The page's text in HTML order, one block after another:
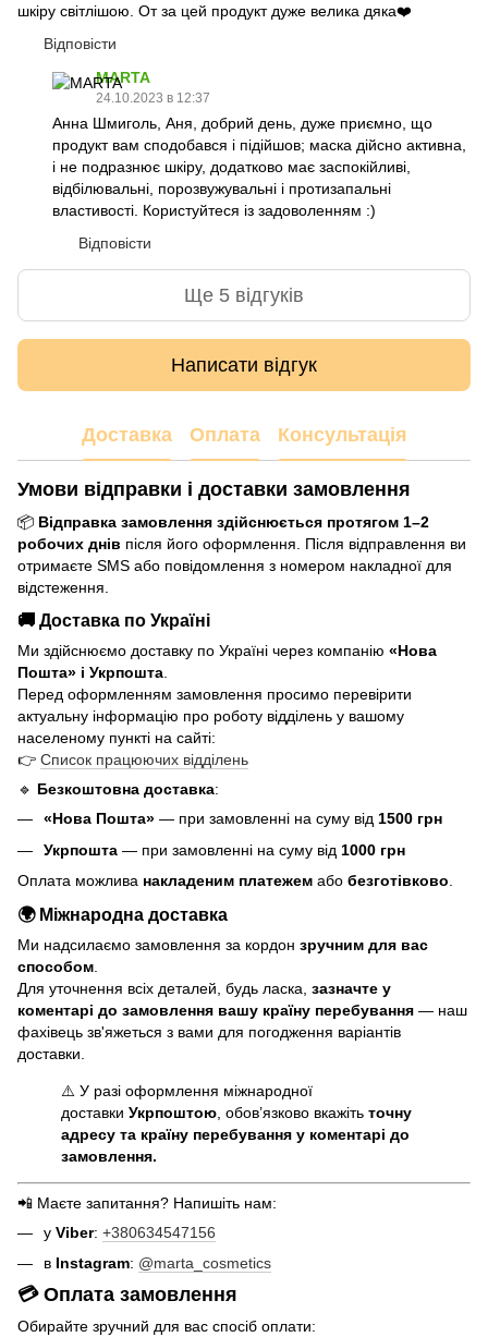
шкіру світлішою. От за цей продукт дуже велика дяка❤️
Відповісти
MARTA
24.10.2023 в 12:37
Анна Шмиголь, Аня, добрий день, дуже приємно, що
продукт вам сподобався і підійшов; маска дійсно активна,
і не подразнює шкіру, додатково має заспокійливі,
відбілювальні, порозвужувальні і протизапальні
властивості. Користуйтеся із задоволенням :)
Відповісти
Ще 5 відгуків
Написати відгук
Доставка Оплата Консультація
Умови відправки і доставки замовлення
📦 Відправка замовлення здійснюється протягом 1–2
робочих днів після його оформлення. Після відправлення ви
отримаєте SMS або повідомлення з номером накладної для
відстеження.
🚚 Доставка по Україні
Ми здійснюємо доставку по Україні через компанію «Нова
Пошта» і Укрпошта.
Перед оформленням замовлення просимо перевірити
актуальну інформацію про роботу відділень у вашому
населеному пункті на сайті:
👉 Список працюючих відділень
🔹 Безкоштовна доставка:
«Нова Пошта» — при замовленні на суму від 1500 грн
Укрпошта — при замовленні на суму від 1000 грн
Оплата можлива накладеним платежем або безготівково.
🌍 Міжнародна доставка
Ми надсилаємо замовлення за кордон зручним для вас
способом
Для уточнення всіх деталей, будь ласка, зазначте у
коментарі до замовлення вашу країну перебування — наш
фахівець зв'яжеться з вами для погодження варіантів
доставки.
⚠️ У разі оформлення міжнародної
доставки Укрпоштою , обов’язково вкажіть точну
адресу та країну перебування у коментарі до
замовлення.
📲 Маєте запитання? Напишіть нам:
у Viber: +380634547156
в Instagram: @marta_cosmetics
💳 Оплата замовлення
Обирайте зручний для вас спосіб оплати: